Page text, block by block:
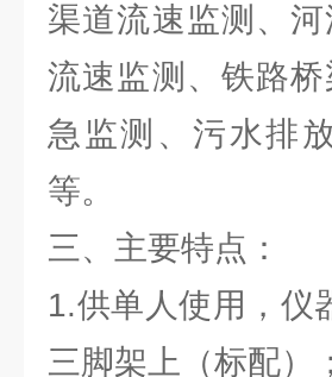
渠道流速监测、
流速监测、铁路
急监测、污水排
等。
三、主要特点：
1.供单人使用，仪
三脚架上（标配）；